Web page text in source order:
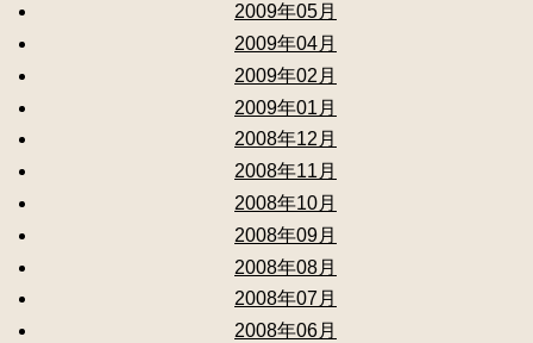
2009年05月
2009年04月
2009年02月
2009年01月
2008年12月
2008年11月
2008年10月
2008年09月
2008年08月
2008年07月
2008年06月